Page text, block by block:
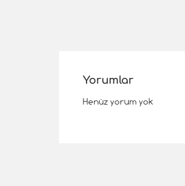
Yorumlar
Henüz yorum yok